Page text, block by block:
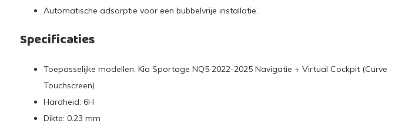
Automatische adsorptie voor een bubbelvrije installatie.
Specificaties
Toepasselijke modellen: Kia Sportage NQ5 2022-2025 Navigatie + Virtual Cockpit (Curve
Touchscreen)
Hardheid: 6H
Dikte: 0.23 mm